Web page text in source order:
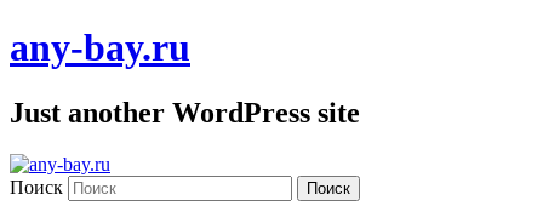
any-bay.ru
Just another WordPress site
Поиск